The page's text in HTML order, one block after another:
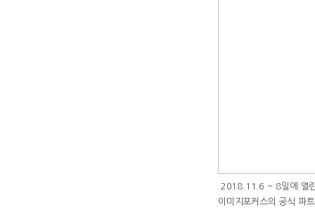
2018.11.6 ~ 8일에 열
이미지포커스의 공식 파